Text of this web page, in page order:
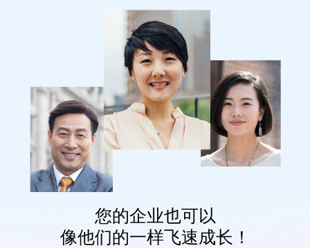
您的企业也可以
像他们的一样飞速成长！